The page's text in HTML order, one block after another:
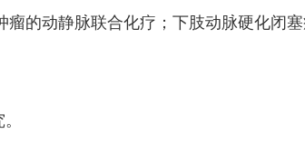
的动静脉联合化疗；下肢动脉硬化闭